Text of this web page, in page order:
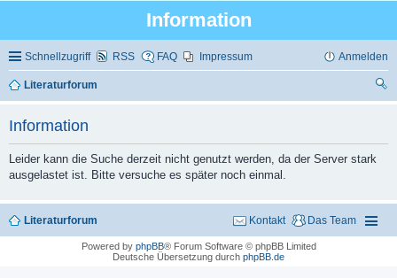
Information
Schnellzugriff RSS FAQ Impressum Anmelden
Literaturforum
Information
Leider kann die Suche derzeit nicht genutzt werden, da der Server stark
ausgelastet ist. Bitte versuche es später noch einmal.
Literaturforum Das Team
Kontakt
Powered by phpBB® Forum Software © phpBB Limited
Deutsche Übersetzung durch phpBB.de